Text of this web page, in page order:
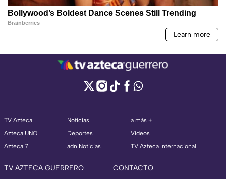
TV Azteca
Azteca UNO
Azteca 7
Noticias
Deportes
adn Noticias
a más +
Videos
TV Azteca Internacional
TV AZTECA GUERRERO CONTACTO